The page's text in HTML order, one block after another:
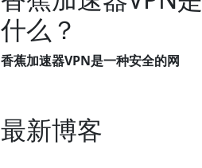
什么？
香蕉加速器VPN是一种安全的网
最新博客